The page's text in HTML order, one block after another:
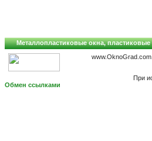
Металлопластиковые окна,
При
Обмен ссылками